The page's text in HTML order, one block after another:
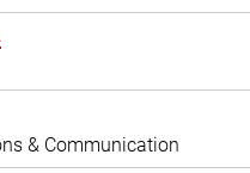
& Communication